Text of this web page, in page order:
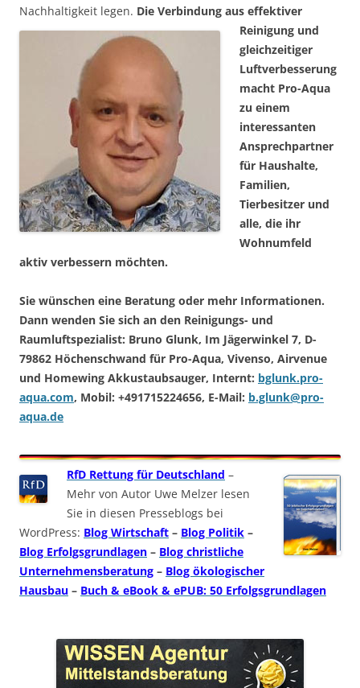
Nachhaltigkeit legen. Die Verbindung aus effektiver
Reinigung und
gleichzeitiger
Luftverbesserung
macht Pro-Aqua
zu einem
interessanten
Ansprechpartner
für Haushalte,
Familien,
Tierbesitzer und
alle, die ihr
Wohnumfeld
aktiv verbessern möchten.
Sie wünschen eine Beratung oder mehr Informationen.
Dann wenden Sie sich an den Reinigungs- und
Raumluftspezialist: Bruno Glunk, Im Jägerwinkel 7, D-
79862 Höchenschwand für Pro-Aqua, Vivenso, Airvenue
und Homewing Akkustaubsauger, Internt: bglunk.pro-
aqua.com, Mobil: +491715224656, E-Mail: b.glunk@pro-
aqua.de
RfD Rettung für Deutschland –
Mehr von Autor Uwe Melzer lesen
Sie in diesen Presseblogs bei
WordPress: Blog Wirtschaft – Blog Politik –
Blog Erfolgsgrundlagen – Blog christliche
Unternehmensberatung – Blog ökologischer
Hausbau – Buch & eBook & ePUB: 50 Erfolgsgrundlagen